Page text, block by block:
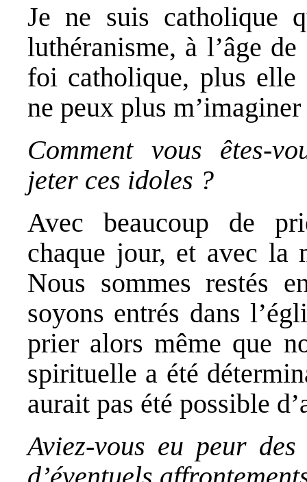
Je ne suis catholique
luthéranisme, à l’âge
foi catholique, plus elle
ne peux plus
Comment vous êtes-
jeter ces idoles ?
Avec beaucoup de
chaque jour, et avec la
Nous sommes restés
soyons entrés dans
prier alors même que
spirituelle a été
aurait pas été possible
Aviez-vous eu peur